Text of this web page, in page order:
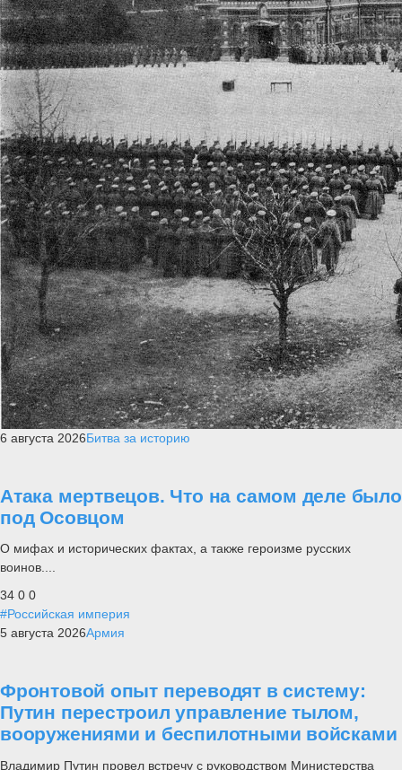
6 августа 2026Битва за историю
Атака мертвецов. Что на самом деле было
под Осовцом
О мифах и исторических фактах, а также героизме русских
воинов....
34 0 0
#Российская империя
5 августа 2026Армия
Фронтовой опыт переводят в систему:
Путин перестроил управление тылом,
вооружениями и беспилотными войсками
Владимир Путин провел встречу с руководством Министерства